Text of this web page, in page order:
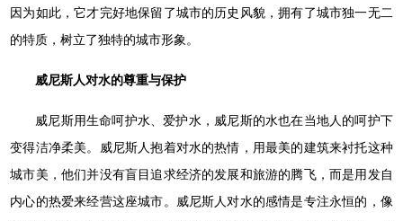
因为如此，它才完好地保留了城市的历史风貌，拥有了城市独一无二
的特质，树立了独特的城市形象。
威尼斯人对水的尊重与保护
威尼斯用生命呵护水、爱护水，威尼斯的水也在当地人的呵护下
变得洁净柔美。威尼斯人抱着对水的热情，用最美的建筑来衬托这种
城市美，他们并没有盲目追求经济的发展和旅游的腾飞，而是用发自
内心的热爱来经营这座城市。威尼斯人对水的感情是专注永恒的，像